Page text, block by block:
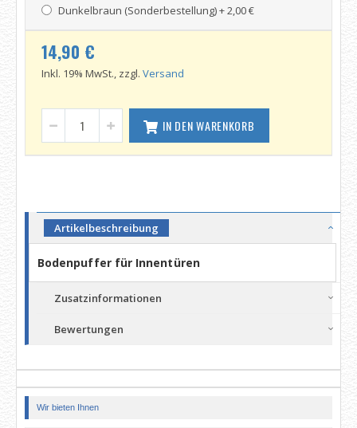
Dunkelbraun (Sonderbestellung)+2,00 €
14,90 €
Inkl. 19% MwSt., zzgl. Versand
IN DEN WARENKORB
Artikelbeschreibung
Bodenpuffer für Innentüren
Zusatzinformationen
Bewertungen
Wir bieten Ihnen